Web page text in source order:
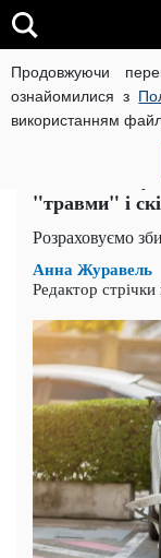
Продовжуючи
ознайомилися з
використанням
ВІЙНА РОСІЇ
Взяв машину
"травми" і
Розраховуємо
Анна Журавель
Редактор